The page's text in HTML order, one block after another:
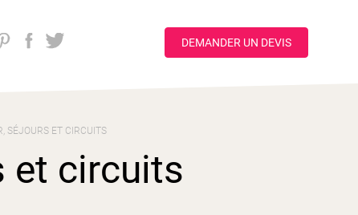
DEMANDER UN DEVIS
SÉJOURS ET CIRCUITS
et circuits